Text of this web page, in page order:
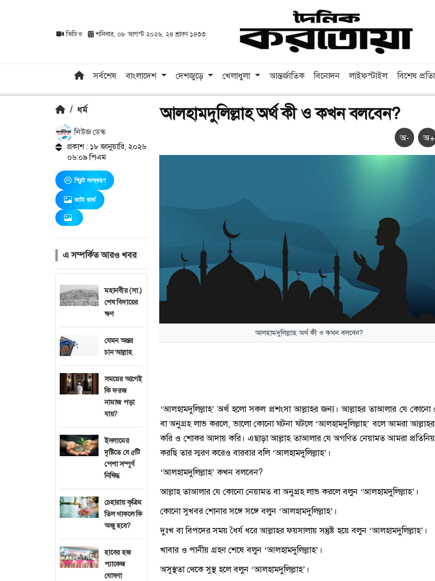
ভিডিও শনিবার, ০৮ আগস্ট ২০২৬, ২৪ শ্রাবণ ১৪৩৩
সর্বশেষ বাংলাদেশ দেশজুড়ে খেলাধুলা আন্তর্জাতিক বিনোদন লাইফস্টাইল বিশেষ
/ ধর্ম
নিউজ ডেস্ক
প্রকাশ : ১৮ জানুয়ারি, ২০২৬
০৬:০৯ পিএম
প্রিন্ট সংস্করণ
ফটো কার্ড
এ সম্পর্কিত আরও খবর
মহানবীর (সা.)
শেষ বিদায়ের
ক্ষণ
যেমন অন্তর
চান আল্লাহ
সময়ের আগেই
কি ফরজ
নামাজ পড়া
যায়?
ইসলামের
দৃষ্টিতে যে ৫টি
পেশা সম্পূর্ণ
নিষিদ্ধ
চেহারায় কৃত্রিম
তিল থাকলে কি
অজু হবে?
হাবের হজ
প্যাকেজ
ঘোষণা
আলহামদুলিল্লাহ অর্থ কী ও কখন বলবেন?
অ- অ+
আলহামদুলিল্লাহ অর্থ কী ও কখন বলবেন?
‘আলহামদুলিল্লাহ’ অর্থ হলো সকল প্রশংসা আল্লাহর জন্য। আল্লাহর তাআলার যে কোনো
বা অনুগ্রহ লাভ করলে, ভালো কোনো ঘটনা ঘটলে ‘আলহামদুলিল্লাহ’ বলে আমরা আল্লাহর
করি ও শোকর আদায় করি। এছাড়া আল্লাহ তাআলার যে অগণিত নেয়ামত আমরা
করছি তার স্মরণ করেও বারবার বলি ‘আলহামদুলিল্লাহ’।
‘আলহামদুলিল্লাহ’ কখন বলবেন?
আল্লাহ তাআলার যে কোনো নেয়ামত বা অনুগ্রহ লাভ করলে বলুন ‘আলহামদুলিল্লাহ’।
কোনো সুখবর শোনার সঙ্গে সঙ্গে বলুন ‘আলহামদুলিল্লাহ’।
দুঃখ বা বিপদের সময় ধৈর্য ধরে আল্লাহর ফয়সালায় সন্তুষ্ট হয়ে বলুন ‘আলহামদুলিল্লাহ’।
খাবার ও পানীয় গ্রহণ শেষে বলুন ‘আলহামদুলিল্লাহ’।
অসুস্থতা থেকে সুস্থ হলে বলুন ‘আলহামদুলিল্লাহ’।